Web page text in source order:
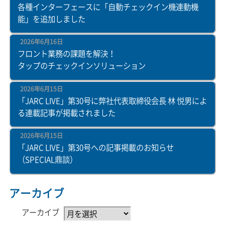
各種インターフェースに「自動チェックイン機連動機
能」を追加しました
フロント業務の課題を解決！
タップのチェックインソリューション
2026年6月16日
「JARC LIVE」第30号に弊社代表取締役会長 林 悦男によ
る連載記事が掲載されました
2026年6月15日
「JARC LIVE」第30号への記事掲載のお知らせ
（SPECIAL鼎談）
2026年6月15日
アーカイブ
アーカイブ